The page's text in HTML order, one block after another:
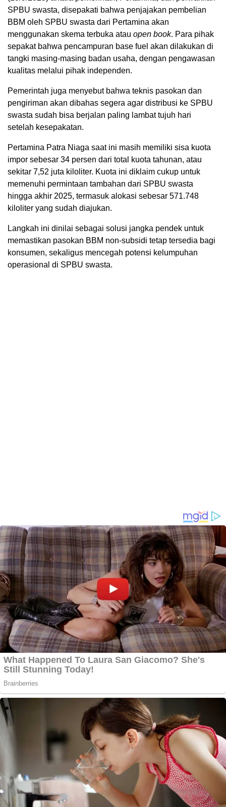
SPBU swasta, disepakati bahwa penjajakan pembelian
BBM oleh SPBU swasta dari Pertamina akan
menggunakan skema terbuka atau open book. Para pihak
sepakat bahwa pencampuran base fuel akan dilakukan di
tangki masing-masing badan usaha, dengan pengawasan
kualitas melalui pihak independen.
Pemerintah juga menyebut bahwa teknis pasokan dan
pengiriman akan dibahas segera agar distribusi ke SPBU
swasta sudah bisa berjalan paling lambat tujuh hari
setelah kesepakatan.
Pertamina Patra Niaga saat ini masih memiliki sisa kuota
impor sebesar 34 persen dari total kuota tahunan, atau
sekitar 7,52 juta kiloliter. Kuota ini diklaim cukup untuk
memenuhi permintaan tambahan dari SPBU swasta
hingga akhir 2025, termasuk alokasi sebesar 571.748
kiloliter yang sudah diajukan.
Langkah ini dinilai sebagai solusi jangka pendek untuk
memastikan pasokan BBM non-subsidi tetap tersedia bagi
konsumen, sekaligus mencegah potensi kelumpuhan
operasional di SPBU swasta.